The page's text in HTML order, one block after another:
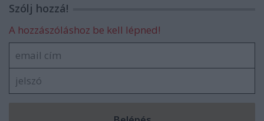
Szólj hozzá!
A hozzászóláshoz be kell lépned!